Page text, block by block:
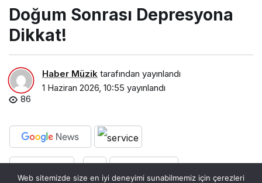
Doğum Sonrası Depresyona
Dikkat!
Haber Müzik tarafından yayınlandı
1 Haziran 2026, 10:55 yayınlandı
86
Web sitemizde size en iyi deneyimi sunabilmemiz için çerezleri